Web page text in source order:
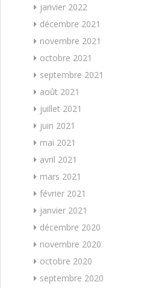
janvier 2022
décembre 2021
novembre 2021
octobre 2021
septembre 2021
août 2021
juillet 2021
juin 2021
mai 2021
avril 2021
mars 2021
février 2021
janvier 2021
décembre 2020
novembre 2020
octobre 2020
septembre 2020